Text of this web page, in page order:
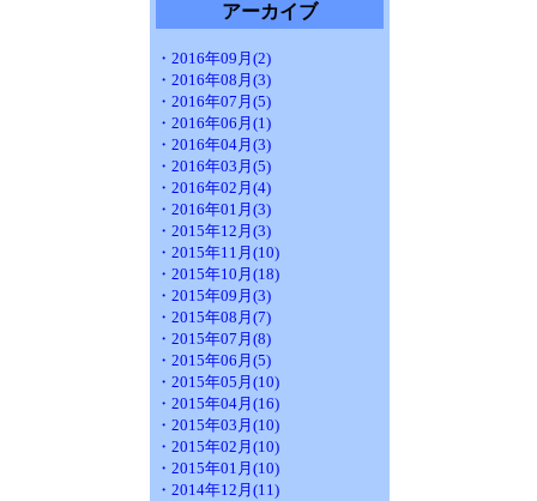
アーカイブ
・2016年09月(2)
・2016年08月(3)
・2016年07月(5)
・2016年06月(1)
・2016年04月(3)
・2016年03月(5)
・2016年02月(4)
・2016年01月(3)
・2015年12月(3)
・2015年11月(10)
・2015年10月(18)
・2015年09月(3)
・2015年08月(7)
・2015年07月(8)
・2015年06月(5)
・2015年05月(10)
・2015年04月(16)
・2015年03月(10)
・2015年02月(10)
・2015年01月(10)
・2014年12月(11)